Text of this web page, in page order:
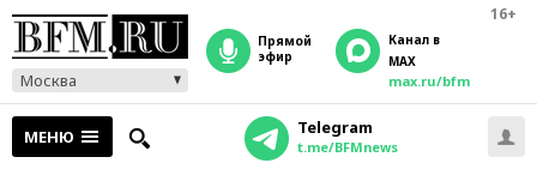
16+
Москва
прямой
эфир
Канал в
MAX
max.ru/bfm
МЕНЮ Telegram
t.me/BFMnews